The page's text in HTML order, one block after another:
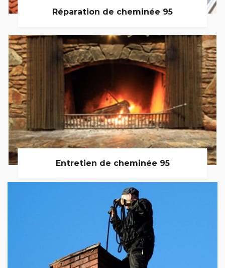
Réparation de cheminée 95
Entretien de cheminée 95